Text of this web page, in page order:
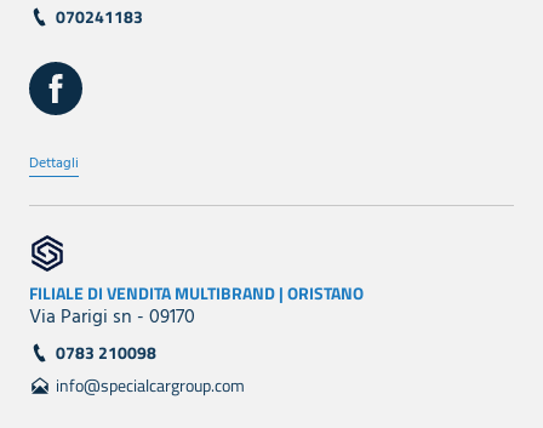
070241183
Dettagli
FILIALE DI VENDITA MULTIBRAND | ORISTANO
Via Parigi sn - 09170
0783 210098
info@specialcargroup.com